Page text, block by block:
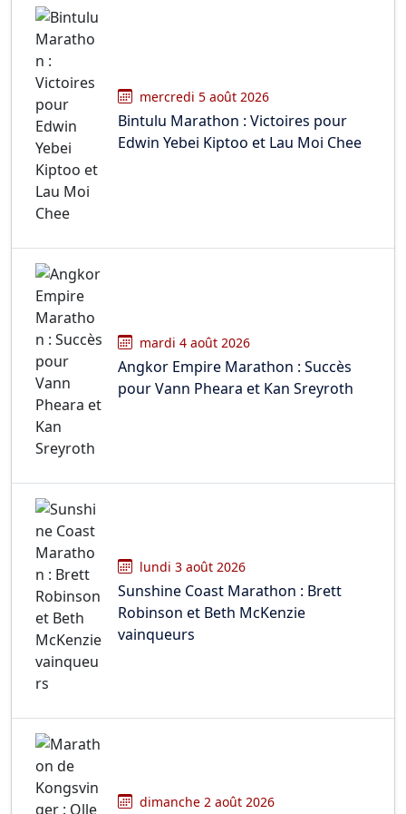
mercredi 5 août 2026
Bintulu Marathon : Victoires pour
Edwin Yebei Kiptoo et Lau Moi Chee
mardi 4 août 2026
Angkor Empire Marathon : Succès
pour Vann Pheara et Kan Sreyroth
lundi 3 août 2026
Sunshine Coast Marathon : Brett
Robinson et Beth McKenzie
vainqueurs
dimanche 2 août 2026